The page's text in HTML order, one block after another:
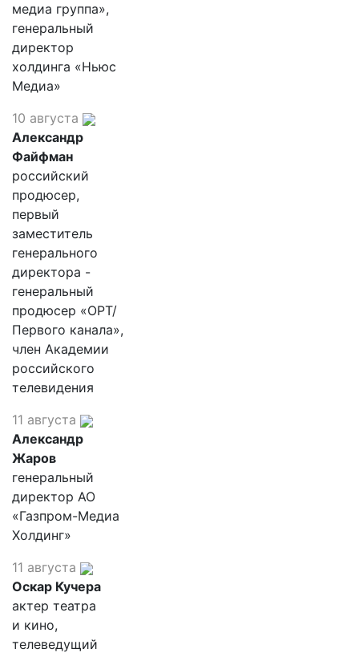
медиа группа»,
генеральный
директор
холдинга «Ньюс
Медиа»
10 августа
Александр
Файфман
российский
продюсер,
первый
заместитель
генерального
директора -
генеральный
продюсер «ОРТ/
Первого канала»,
член Академии
российского
телевидения
11 августа
Александр
Жаров
генеральный
директор АО
«Газпром-Медиа
Холдинг»
11 августа
Оскар Кучера
актер театра
и кино,
телеведущий